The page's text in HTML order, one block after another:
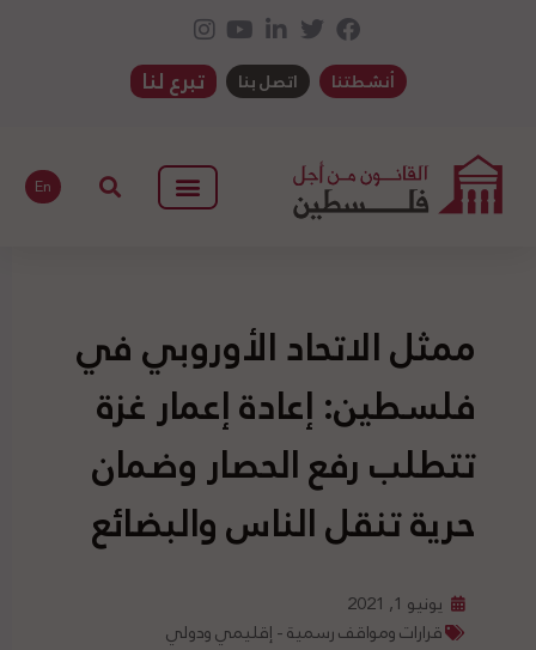
أنشطتنا اتصل بنا تبرع لنا
En
ممثل الاتحاد الأوروبي في
فلسطين: إعادة إعمار غزة
تتطلب رفع الحصار وضمان
حرية تنقل الناس والبضائع
يونيو 1, 2021
قرارات ومواقف رسمية - إقليمي ودولي